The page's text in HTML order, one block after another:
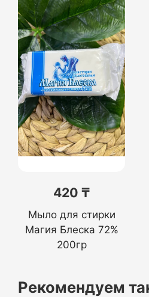
420 ₸
Мыло для стирки
Магия Блеска 72%
200гр
Рекомендуем